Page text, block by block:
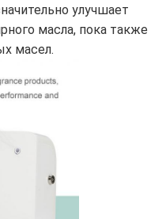
улучшает
масла, пока также
масел.